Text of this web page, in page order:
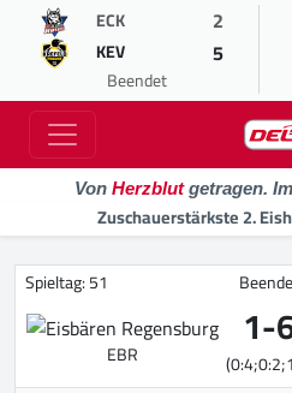
ECK 2
KEV 5
Beendet
Von Herzblutgetragen. Im
Zuschauerstärkste 2.
Spieltag: 51
EBR 1-